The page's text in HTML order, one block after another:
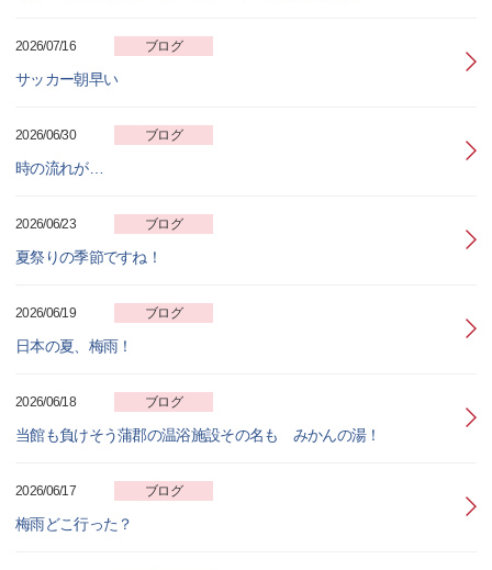
2026/07/16 ブログ
サッカー朝早い
2026/06/30 ブログ
時の流れが…
2026/06/23 ブログ
夏祭りの季節ですね！
2026/06/19 ブログ
日本の夏、梅雨！
2026/06/18 ブログ
当館も負けそう蒲郡の温浴施設その名も みかんの湯！
2026/06/17 ブログ
梅雨どこ行った？